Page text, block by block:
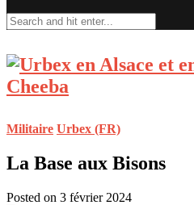
Militaire Urbex (FR)
La Base aux Bisons
Posted on 3 février 2024